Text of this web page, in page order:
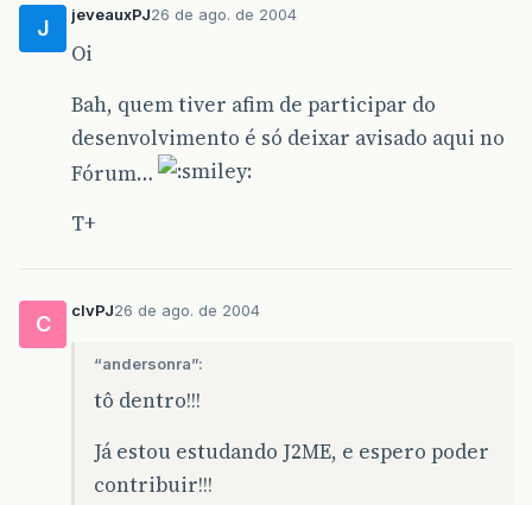
J
jeveauxPJ26 de ago. de 2004
Oi
Bah, quem tiver afim de participar do
desenvolvimento é só deixar avisado aqui no
Fórum…
T+
C
clvPJ26 de ago. de 2004
“andersonra”:
tô dentro!!!
Já estou estudando J2ME, e espero poder
contribuir!!!